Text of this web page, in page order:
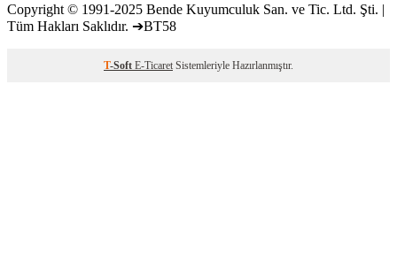
Copyright © 1991-2025 Bende Kuyumculuk San. ve Tic. Ltd. Şti. |
Tüm Hakları Saklıdır. ➔BT58
T-Soft E-Ticaret Sistemleriyle Hazırlanmıştır.